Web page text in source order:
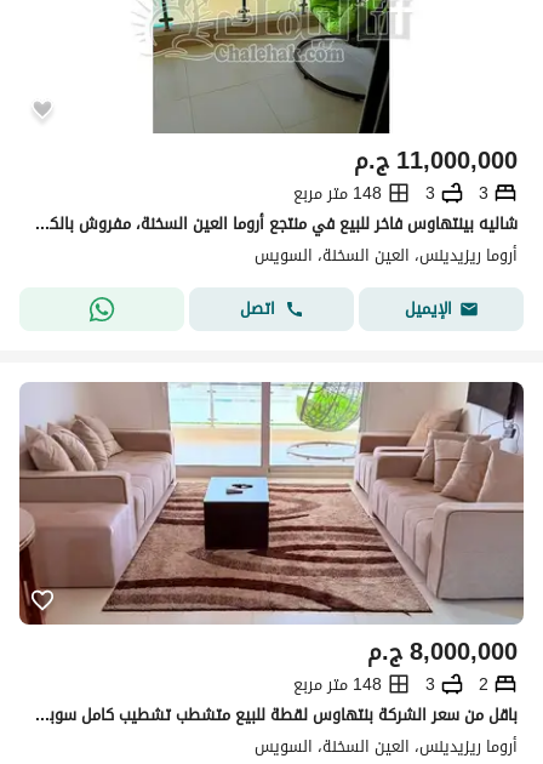
ج.م11,000,000
3
3
148 متر مربع
شاليه بينتهاوس فاخر للبيع في منتجع أروما العين السخنة، مفروش بالكامل بالأجهزة والتكييفات، تراس واسع، بإطلالة على كريستال لاجون، واستلام فوري بسعر مميز
أروما ريزيدينس، العين السخنة، السويس
الإيميل
اتصل
ج.م8,000,000
2
3
148 متر مربع
باقل من سعر الشركة بنتهاوس لقطة للبيع متشطب تشطيب كامل سوبر لوكس دايركت علي اللاجون في قرية اروما - العين السخنة
أروما ريزيدينس، العين السخنة، السويس